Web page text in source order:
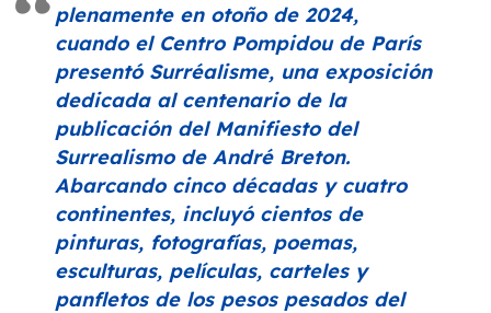
plenamente en otoño de 2024,
cuando el Centro Pompidou de París
presentó Surréalisme, una exposición
dedicada al centenario de la
publicación del Manifiesto del
Surrealismo de André Breton.
Abarcando cinco décadas y cuatro
continentes, incluyó cientos de
pinturas, fotografías, poemas,
esculturas, películas, carteles y
panfletos de los pesos pesados ​​del